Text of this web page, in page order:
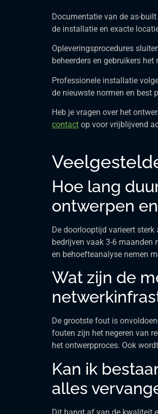
Documentatie van de as-
de installatie en exacte
Opleveringsprocedures
beheerders en gebruikers
Professionele installatie
de nieuwste normen en best
Heb je vragen over het
contact op voor vrijblijvend
Hoe lang
ontwerpen
De doorlooptijd varieert
bedrijven vaak 3-6 maanden
en behoefteanalyse nemen
Wat zijn de
De grootste fout is
fouten zijn het negeren van
het ontwerpproces. Ook
Kan ik
alles